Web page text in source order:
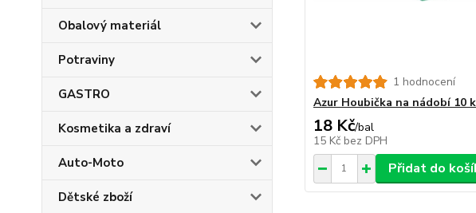
Obalový materiál
Potraviny
GASTRO
Kosmetika a zdraví
Auto-Moto
Dětské zboží
1 hodnocení
Azur Houbička na nádobí 10
18 Kč/bal
15 Kč bez DPH
Přidat do